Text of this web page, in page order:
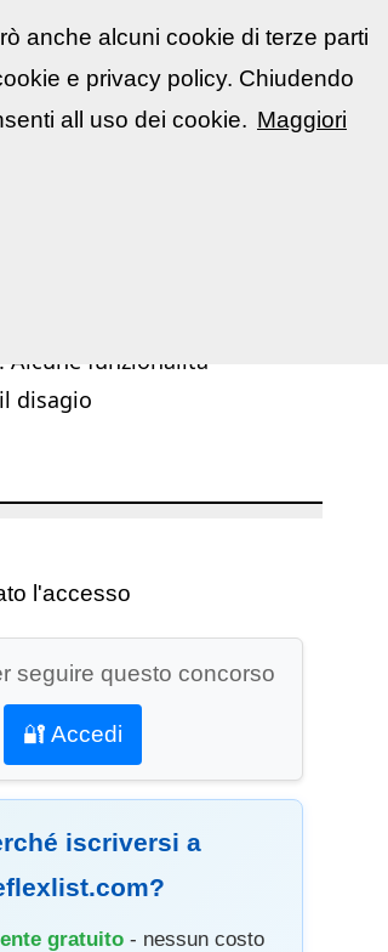
Alcune funzionalità
disagio
l'accesso
seguire questo concorso
🔐 Accedi
iscriversi a
gratuito - nessun costo
anche alcuni cookie di terze parti
e privacy policy. Chiudendo
all uso dei cookie. Maggiori